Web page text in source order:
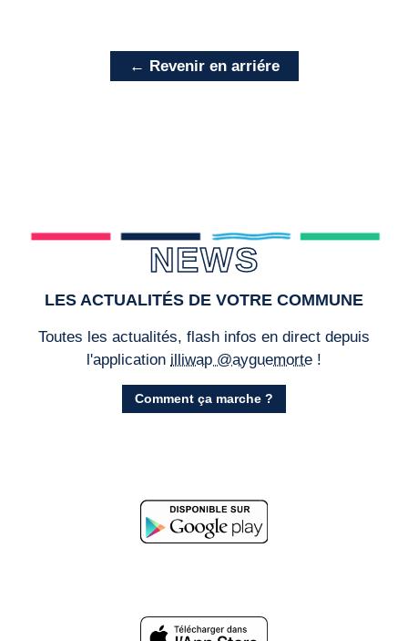
← Revenir en arriére
NEWS
LES ACTUALITÉS DE VOTRE COMMUNE
Toutes les actualités, flash infos en direct depuis
l'application illiwap @ayguemorte !
Comment ça marche ?